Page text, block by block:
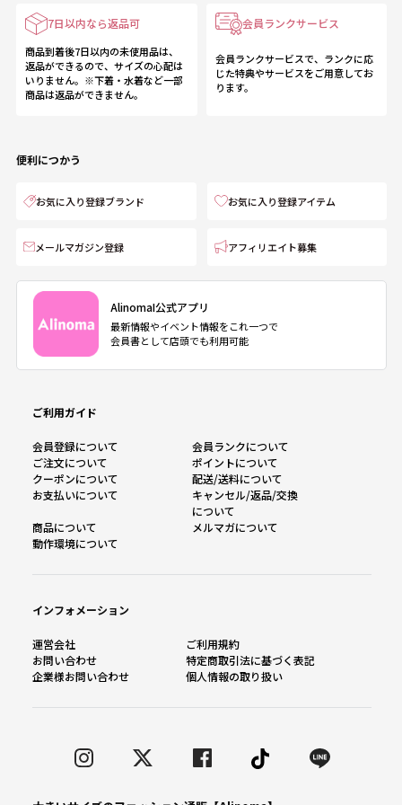
7日以内なら返品可
商品到着後7日以内の未使用品は、
返品ができるので、サイズの心配は
いりません。※下着・水着など一部
商品は返品ができません。
会員ランクサービス
会員ランクサービスで、ランクに応
じた特典やサービスをご用意してお
ります。
便利につかう
お気に入り登録ブランド お気に入り登録アイテム
メールマガジン登録 アフィリエイト募集
AlinomaI公式アプリ
最新情報やイベント情報をこれ一つで
会員書として店頭でも利用可能
ご利用ガイド
会員登録について
会員ランクについて
ご注文について
ポイントについて
クーポンについて
配送/送料について
お支払いについて
キャンセル/返品/交換
について
商品について
メルマガについて
動作環境について
インフォメーション
運営会社
ご利用規約
お問い合わせ
特定商取引法に基づく表記
企業様お問い合わせ
個人情報の取り扱い